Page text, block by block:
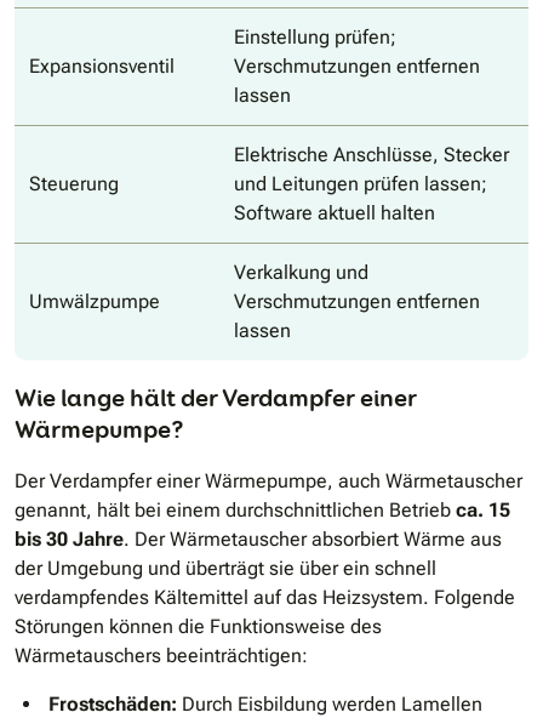
Expansionsventil
Einstellung prüfen;
Verschmutzungen entfernen
lassen
Steuerung
Elektrische Anschlüsse, Stecker
und Leitungen prüfen lassen;
Software aktuell halten
Umwälzpumpe
Verkalkung und
Verschmutzungen entfernen
lassen
Wie lange hält der Verdampfer einer
Wärmepumpe?
Der Verdampfer einer Wärmepumpe, auch Wärmetauscher
genannt, hält bei einem durchschnittlichen Betrieb ca. 15
bis 30 Jahre. Der Wärmetauscher absorbiert Wärme aus
der Umgebung und überträgt sie über ein schnell
verdampfendes Kältemittel auf das Heizsystem. Folgende
Störungen können die Funktionsweise des
Wärmetauschers beeinträchtigen:
Frostschäden: Durch Eisbildung werden Lamellen